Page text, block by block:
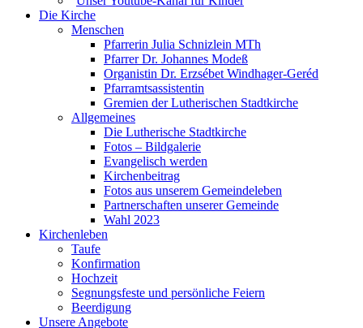
Die Kirche
Menschen
Pfarrerin Julia Schnizlein MTh
Pfarrer Dr. Johannes Modeß
Organistin Dr. Erzsébet Windhager-Geréd
Pfarramtsassistentin
Gremien der Lutherischen Stadtkirche
Allgemeines
Die Lutherische Stadtkirche
Fotos – Bildgalerie
Evangelisch werden
Kirchenbeitrag
Fotos aus unserem Gemeindeleben
Partnerschaften unserer Gemeinde
Wahl 2023
Kirchenleben
Taufe
Konfirmation
Hochzeit
Segnungsfeste und persönliche Feiern
Beerdigung
Unsere Angebote